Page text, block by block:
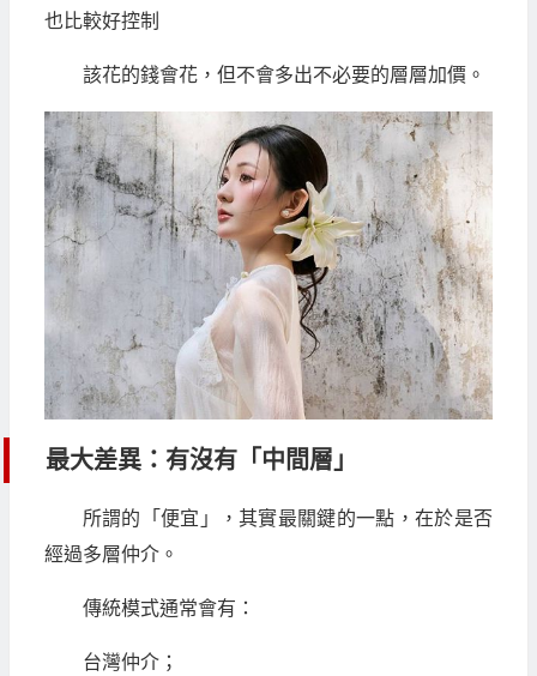
也比較好控制
該花的錢會花，但不會多出不必要的層層加價。
最大差異：有沒有「中間層」
所謂的「便宜」，其實最關鍵的一點，在於是否
經過多層仲介。
傳統模式通常會有：
台灣仲介；